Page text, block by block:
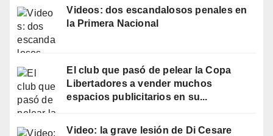
Videos: dos escandalosos penales en
la Primera Nacional
El club que pasó de pelear la Copa
Libertadores a vender muchos
espacios publicitarios en su...
Video: la grave lesión de Di Cesare